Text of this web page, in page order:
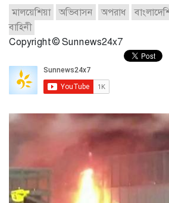
মালয়েশিয়া অভিবাসন অপরাধ
বাহিনী
Copyright © Sunnews24x7